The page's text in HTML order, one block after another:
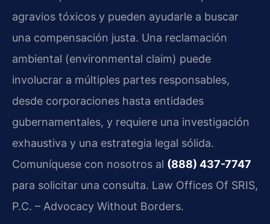
agravios tóxicos y pueden ayudarle a buscar
una compensación justa. Una reclamación
ambiental (environmental claim) puede
involucrar a múltiples partes responsables,
desde corporaciones hasta entidades
gubernamentales, y requiere una investigación
exhaustiva y una estrategia legal sólida.
Comuníquese con nosotros al (888) 437-7747
para solicitar una consulta. Law Offices Of SRIS,
P.C. – Advocacy Without Borders.